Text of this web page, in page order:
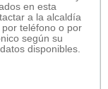
en esta
a la alcaldía
teléfono o por
según su
disponibles.